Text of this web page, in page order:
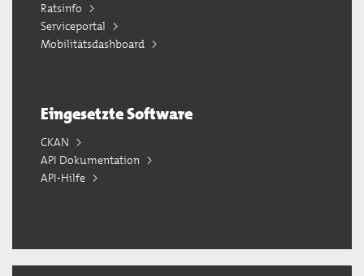
Ratsinfo
Serviceportal
Mobilitätsdashboard
Eingesetzte Software
CKAN
API Dokumentation
API-Hilfe